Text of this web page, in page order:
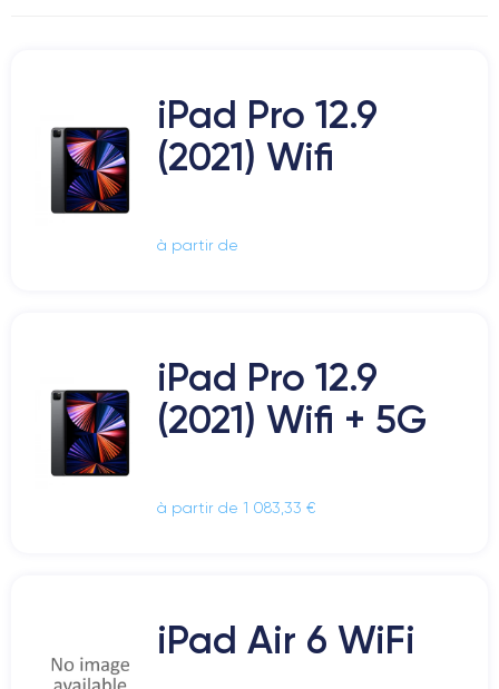
iPad Pro 12.9
(2021) Wifi
à partir de
iPad Pro 12.9
(2021) Wifi + 5G
à partir de 1 083,33 €
iPad Air 6 WiFi